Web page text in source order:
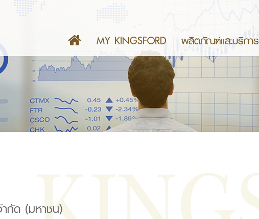
MY KINGSFORD ผลิตภัณฑ์เเละบริการ
ด (มหาชน)